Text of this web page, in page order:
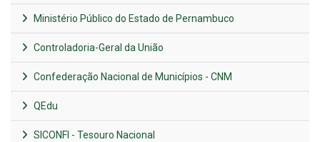
Ministério Público do Estado de Pernambuco
Controladoria-Geral da União
Confederação Nacional de Municípios - CNM
QEdu
SICONFI - Tesouro Nacional